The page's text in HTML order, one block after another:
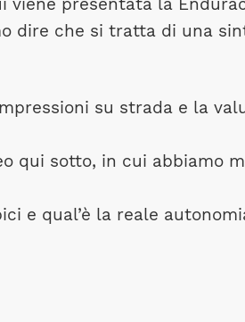
dire che si tratta di una
su strada e la
qui sotto, in cui abbiamo
e qual’è la reale